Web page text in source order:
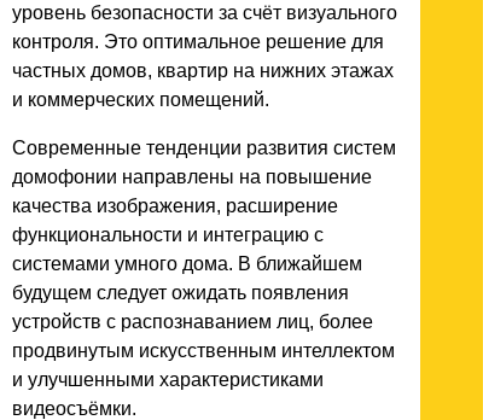
уровень безопасности за счёт визуального
контроля. Это оптимальное решение для
частных домов, квартир на нижних этажах
и коммерческих помещений.
Современные тенденции развития систем
домофонии направлены на повышение
качества изображения, расширение
функциональности и интеграцию с
системами умного дома. В ближайшем
будущем следует ожидать появления
устройств с распознаванием лиц, более
продвинутым искусственным интеллектом
и улучшенными характеристиками
видеосъёмки.